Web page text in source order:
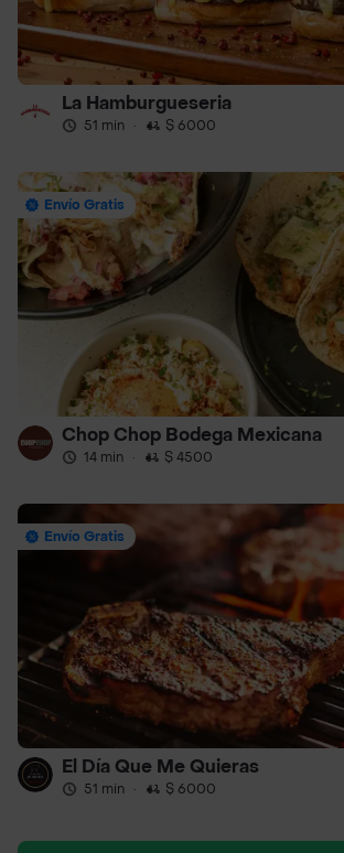
La Hamburgueseria
51 min · $ 6000
Envío Gratis
Chop Chop Bodega Mexicana
14 min · $ 4500
Envío Gratis
El Día Que Me Quieras
51 min · $ 6000